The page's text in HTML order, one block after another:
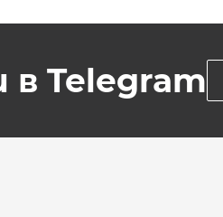
в Telegram